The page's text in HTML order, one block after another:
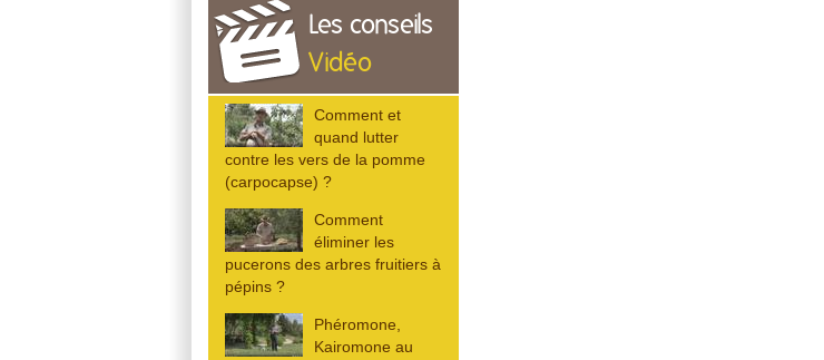
Les conseils
Vidéo
Comment et
quand lutter
contre les vers de la pomme
(carpocapse) ?
Comment
éliminer les
pucerons des arbres fruitiers à
pépins ?
Phéromone,
Kairomone au